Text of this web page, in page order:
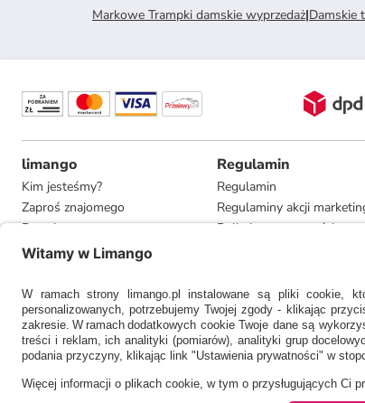
Markowe Trampki damskie wyprzedaż|Damskie
limango
Kim jesteśmy?
Zaproś znajomego
Pracuj u nas
Informacje dla prasy
Regulamin
Regulamin
Regulaminy akcji
Polityka prywatności